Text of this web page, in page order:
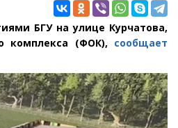
БГУ на улице Курчатова,
комплекса
(ФОК), сообщает